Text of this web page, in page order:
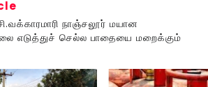
நாஞ்சலூர் மயான
எடுத்துச் செல்ல பாதையை மறைக்கும்